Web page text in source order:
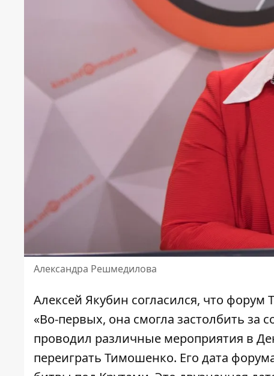
Александра Решмедилова
Алексей Якубин согласился, что
«Во-первых, она смогла застолбить за
проводил различные мероприятия в
переиграть Тимошенко. Его дата